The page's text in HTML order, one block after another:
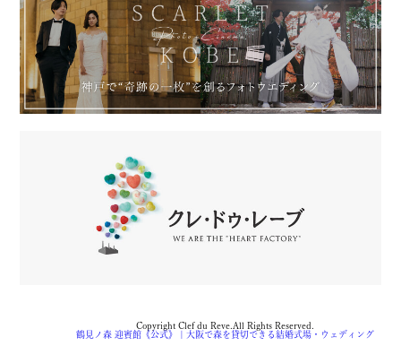
Copyright Clef du Reve.All Rights Reserved.
鶴見ノ森 迎賓館《公式》 | 大阪で森を貸切できる結婚式場・ウェディング